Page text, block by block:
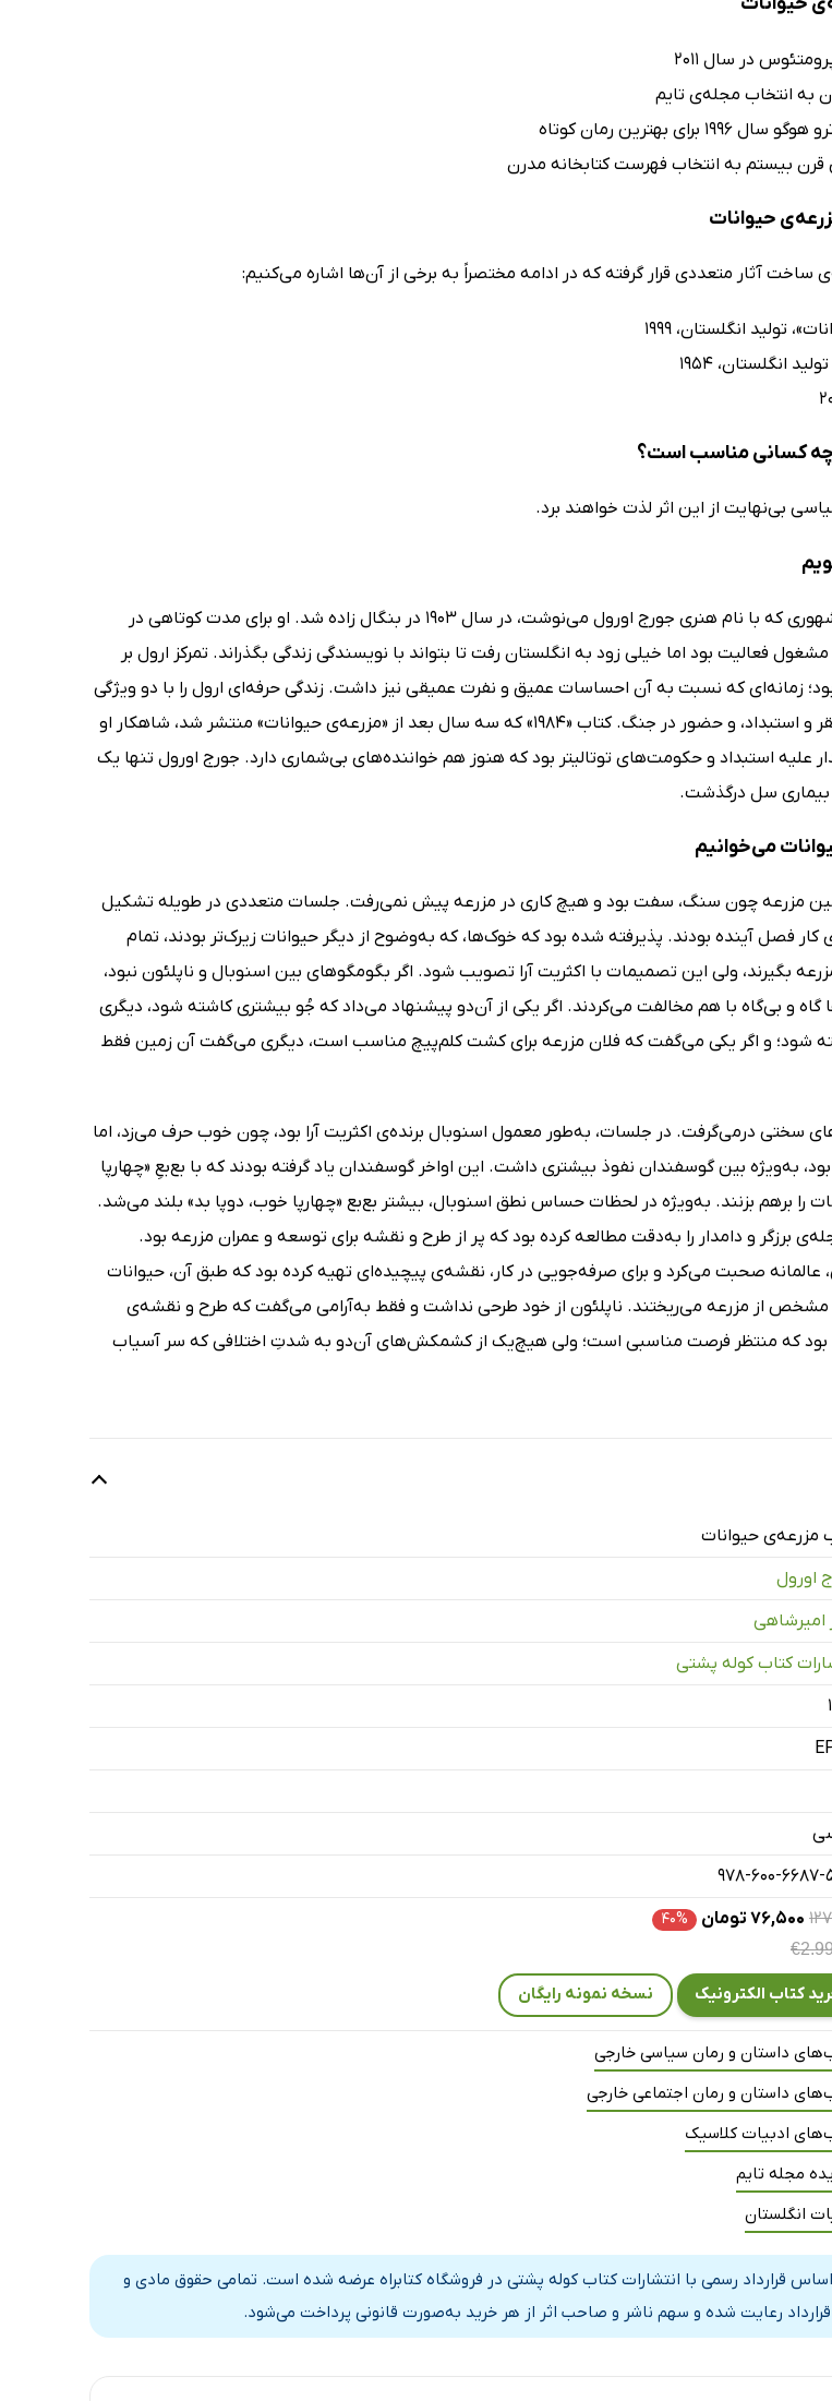
در سال 2011
به انتخاب مجله‌ی تایم
بهترین رمان کوتاه
حیوانات
آثار متعددی قرار گرفته که در ادامه مختصراً‌ به برخی از آن‌ها اشاره می‌کنیم:
تولید انگلستان، 1999
انگلستان، 1954
چه کسانی مناسب است؟
بی‌نهایت از این اثر لذت خواهند برد.
اریک بلر نویسنده‌ی انگلیسی مشهوری که با نام هنری جورج اورول می‌نوشت، در سال 1903 در بنگال زاده شد. او برای مدت کوتاهی در
فعالیت بود اما خیلی زود به انگلستان رفت تا بتواند با نویسندگی زندگی بگذراند. تمرکز ارول بر
زمانه‌ای که نسبت به آن احساسات عمیق و نفرت عمیقی نیز داشت. زندگی حرفه‌ای ارول را با دو ویژگی
می‌توان شناخت: نوشتن علیه فقر و استبداد، و حضور در جنگ. کتاب «1984» که سه سال بعد از «مزرعه‌ی حیوانات» منتشر شد، شاهکار او
علیه استبداد و حکومت‌های توتالیتر بود که هنوز هم خواننده‌های بی‌شماری دارد. جورج اورول تنها یک
می‌خوانیم
مزرعه چون سنگ، سفت بود و هیچ کاری در مزرعه پیش نمی‌رفت. جلسات متعددی در طویله تشکیل
فصل آینده بودند. پذیرفته شده بود که خوک‌ها، که به‌وضوح از دیگر حیوانات زیرک‌تر بودند، تمام
بگیرند، ولی این تصمیمات با اکثریت آرا تصویب شود. اگر بگومگوهای بین اسنوبال و ناپلئون نبود،
گاه‌ و بی‌گاه با هم مخالفت می‌کردند. اگر یکی از آن‌دو پیشنهاد می‌داد که جُو بیشتری کاشته شود، دیگری
شود؛ و اگر یکی می‌گفت که فلان مزرعه برای کشت کلم‌پیچ مناسب‌ است، دیگری می‌گفت آن زمین فقط
سختی درمی‌گرفت. در جلسات، به‌طور معمول اسنوبال برنده‌ی اکثریت آرا بود، چون خوب حرف می‌زد، اما
به‌ویژه بین گوسفندان نفوذ بیشتری داشت. این اواخر گوسفندان یاد گرفته بودند که با بع‌بعِ «چهارپا
را برهم بزنند. به‌ویژه در لحظات حساس نطق اسنوبال، بیشتر بع‌بع «چهارپا خوب، دوپا بد» بلند می‌شد.
برزگر و دامدار را به‌دقت مطالعه کرده بود که پر از طرح و نقشه برای توسعه و عمران مزرعه بود.
عالمانه صحبت می‌کرد و برای صرفه‌جویی در کار، نقشه‌ی پیچیده‌ای تهیه کرده بود که طبق آن، حیوانات
مشخص از مزرعه می‌ریختند. ناپلئون از خود طرحی نداشت و فقط به‌آرامی می‌گفت که طرح و نقشه‌ی
بود که منتظر فرصت مناسبی است؛ ولی هیچ‌یک از کشمکش‌های آن‌دو به شدتِ اختلافی که سر آسیاب
مزرعه‌ی حیوانات
اورول
امیرشاهی
کتاب کوله پشتی
978-600-6687-
۷۶,۵۰۰ تومان ۴۰%
کتاب الکترونیک نسخه نمونه رایگان
داستان و رمان سیاسی خارجی
داستان و رمان اجتماعی خارجی
ادبیات کلاسیک
مجله تایم
انگلستان
قرارداد رسمی با انتشارات کتاب کوله پشتی در فروشگاه کتابراه عرضه شده است. تمامی حقوق مادی و
رعایت شده و سهم ناشر و صاحب اثر از هر خرید به‌صورت قانونی پرداخت می‌شود.